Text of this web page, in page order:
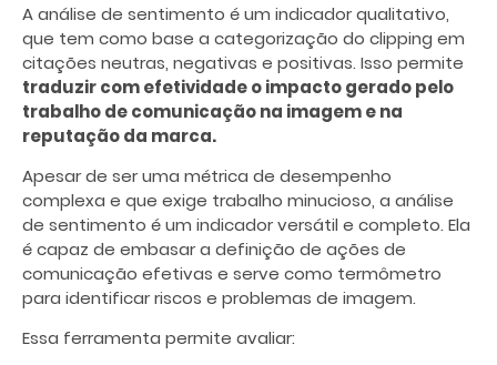
A análise de sentimento é um indicador qualitativo,
que tem como base a categorização do clipping em
citações neutras, negativas e positivas. Isso permite
traduzir com efetividade o impacto gerado pelo
trabalho de comunicação na imagem e na
reputação da marca.
Apesar de ser uma métrica de desempenho
complexa e que exige trabalho minucioso, a análise
de sentimento é um indicador versátil e completo. Ela
é capaz de embasar a definição de ações de
comunicação efetivas e serve como termômetro
para identificar riscos e problemas de imagem.
Essa ferramenta permite avaliar: